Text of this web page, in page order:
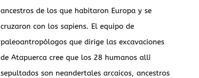
ancestros de los que habitaron Europa y se
cruzaron con los sapiens. El equipo de
paleoantropólogos que dirige las excavaciones
de Atapuerca cree que los 28 humanos allí
sepultados son neandertales arcaicos, ancestros